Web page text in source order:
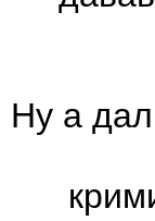
Ну а